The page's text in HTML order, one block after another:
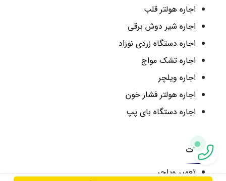
اجاره هولتر قلب
اجاره شیر دوش برقی
اجاره دستگاه زردی نوزاد
اجاره تشک مواج
اجاره ویلچر
اجاره هولتر فشار خون
اجاره دستگاه بای پپ
تعمیرات
تعمیر ویلچر